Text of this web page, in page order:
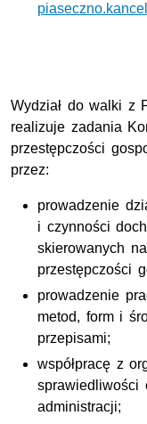
Wydział do walki z
realizuje zadania
przestępczości
przez:
prowadzenie
i czynności
skierowanych
przestępczości
prowadzenie
metod, form i
przepisami;
współpracę z
sprawiedliwości
administracji;